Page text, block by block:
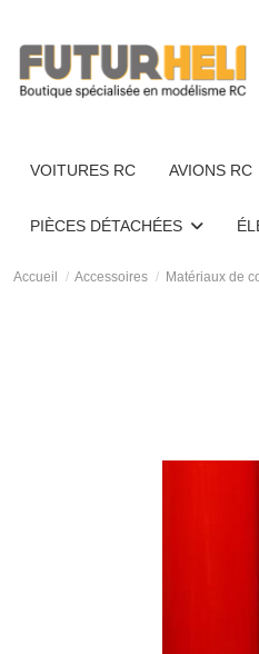
VOITURES RC AVIONS RC
PIÈCES DÉTACHÉES
Accueil Accessoires Matériaux de